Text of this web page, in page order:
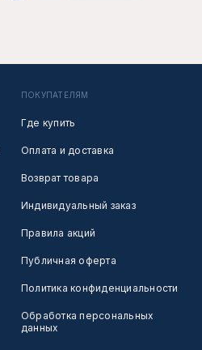
ПОКУПАТЕЛЯМ
Где купить
Оплата и доставка
Возврат товара
Индивидуальный заказ
Правила акций
Публичная оферта
Политика конфиденциальности
Обработка персональных
данных